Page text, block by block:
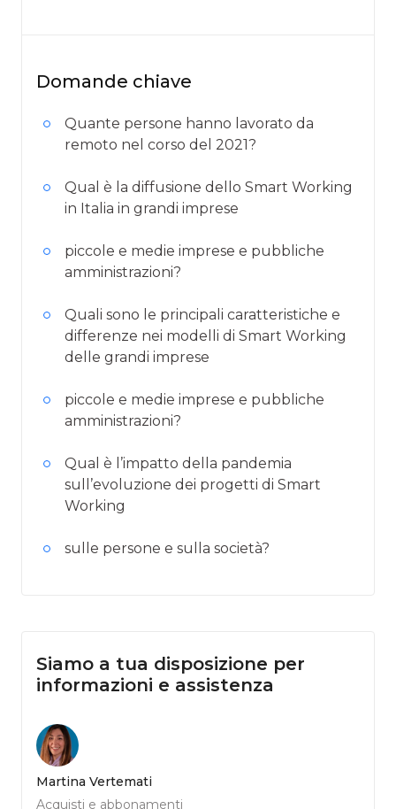
Domande chiave
Quante persone hanno lavorato da
remoto nel corso del 2021?
Qual è la diffusione dello Smart Working
in Italia in grandi imprese
piccole e medie imprese e pubbliche
amministrazioni?
Quali sono le principali caratteristiche e
differenze nei modelli di Smart Working
delle grandi imprese
piccole e medie imprese e pubbliche
amministrazioni?
Qual è l’impatto della pandemia
sull’evoluzione dei progetti di Smart
Working
sulle persone e sulla società?
Siamo a tua disposizione per
informazioni e assistenza
Martina Vertemati
Acquisti e abbonamenti